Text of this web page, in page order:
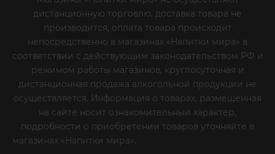
дистанционную торговлю, доставка товара не
производится, оплата товара происходит
непосредственно в магазинах «Напитки мира» в
соответствии с действующим законодательством РФ и
режимом работы магазинов, круглосуточная и
дистанционная продажа алкогольной продукции не
осуществляется. Информация о товарах, размещенная
на сайте носит ознакомительный характер,
подробности о приобретении товаров уточняйте в
магазинах «Напитки мира».